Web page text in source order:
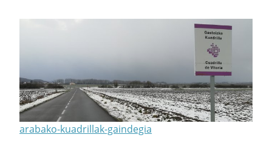
arabako-kuadrillak-gaindegia